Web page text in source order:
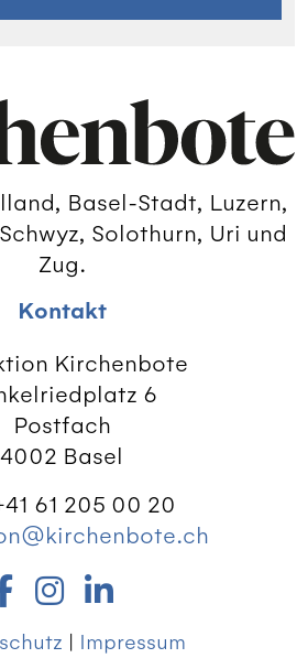
Basel-Stadt, Luzern,
Solothurn, Uri und
Zug.
Kontakt
Kirchenbote
6
Postfach
4002 Basel
61 205 00 20
| Impressum